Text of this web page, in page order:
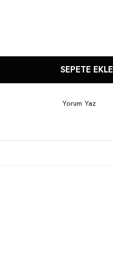
SEPETE EKLE
Yorum Yaz